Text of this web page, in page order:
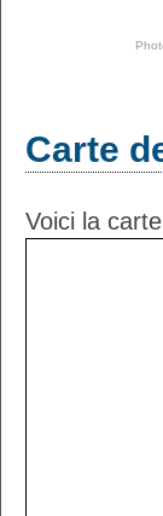
Carte
Voici la